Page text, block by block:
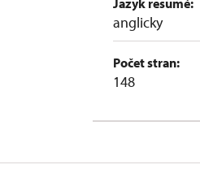
Jazyk resumé:
anglicky
Počet stran:
148